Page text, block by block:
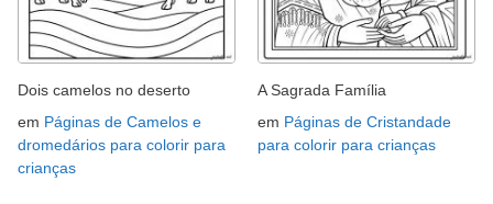
Dois camelos no deserto
em Páginas de Camelos e
dromedários para colorir para
crianças
A Sagrada Família
em Páginas de Cristandade
para colorir para crianças